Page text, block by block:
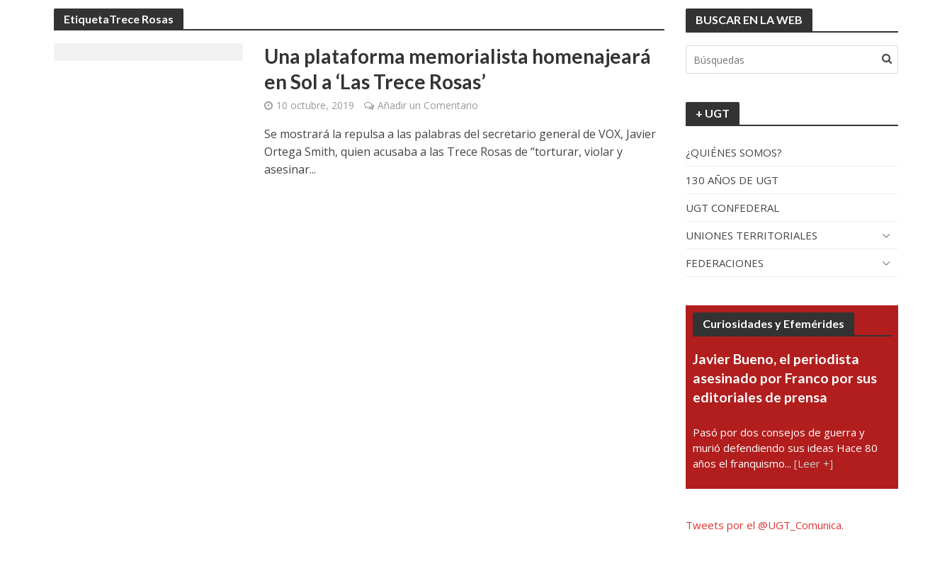
EtiquetaTrece Rosas
Una plataforma memorialista homenajeará
en Sol a ‘Las Trece Rosas’
10 octubre, 2019 Añadir un Comentario
Se mostrará la repulsa a las palabras del secretario general de VOX, Javier
Ortega Smith, quien acusaba a las Trece Rosas de “torturar, violar y
asesinar...
BUSCAR EN LA WEB
+ UGT
¿QUIÉNES SOMOS?
130 AÑOS DE UGT
UGT CONFEDERAL
UNIONES TERRITORIALES
FEDERACIONES
Curiosidades y Efemérides
Javier Bueno, el periodista
asesinado por Franco por sus
editoriales de prensa
Pasó por dos consejos de guerra y
murió defendiendo sus ideas Hace 80
años el franquismo...[Leer +]
Tweets por el @UGT_Comunica.